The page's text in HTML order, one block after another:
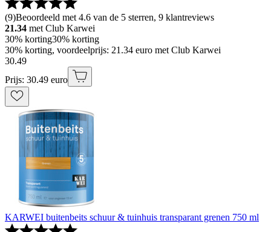
(9)Beoordeeld met 4.6 van de 5 sterren, 9 klantreviews
21.34 met Club Karwei
30% korting30% korting
30% korting, voordeelprijs: 21.34 euro met Club Karwei
30.49
Prijs: 30.49 euro
KARWEI buitenbeits schuur & tuinhuis transparant grenen 750 ml